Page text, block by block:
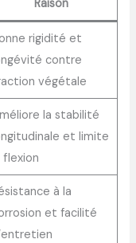
Raison
rigidité et
contre
végétale
la stabilité
et limite
flexion
à la
et facilité